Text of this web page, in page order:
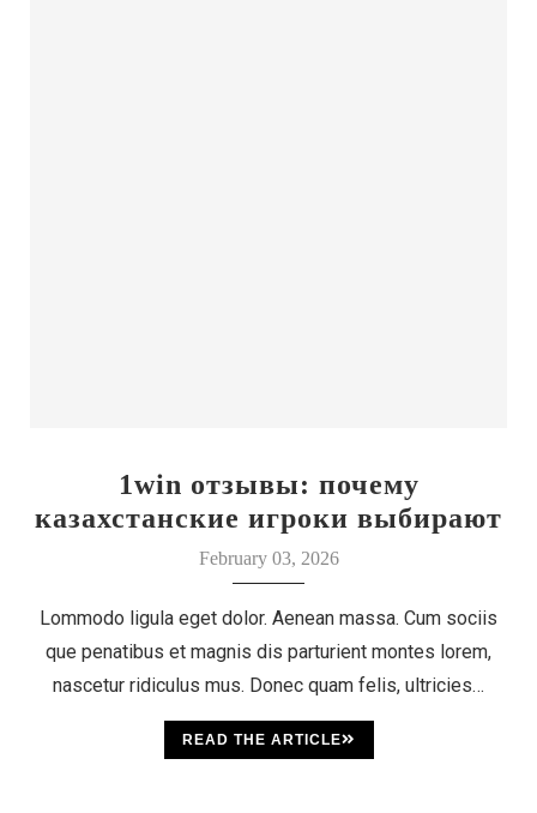
1win отзывы: почему
казахстанские игроки выбирают
этот бренд
February 03, 2026
Lommodo ligula eget dolor. Aenean massa. Cum sociis
que penatibus et magnis dis parturient montes lorem,
nascetur ridiculus mus. Donec quam felis, ultricies…
READ THE ARTICLE